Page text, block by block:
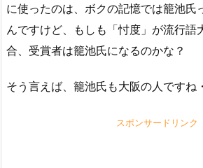
に使ったのは、ボクの記憶では籠池氏
んですけど、もしも「忖度」が流行語
合、受賞者は籠池氏になるのかな？
そう言えば、籠池氏も大阪の人ですね
スポンサードリンク